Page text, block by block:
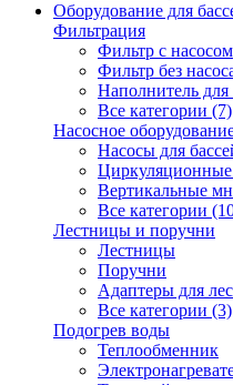
Оборудование для
Фильтрация
Фильтр с насосом
Фильтр без
Наполнитель для
Все категории (7)
Насосное
Насосы для
Вертикальные
Все категории
Лестницы и поручни
Лестницы
Поручни
Адаптеры для
Все категории (3)
Подогрев воды
Теплообменник